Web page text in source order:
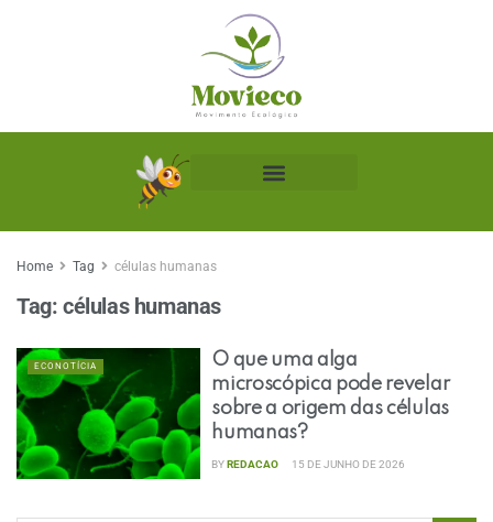
Home Tag células humanas
Tag: células humanas
ECONOTÍCIA
O que uma alga
microscópica pode revelar
sobre a origem das células
humanas?
BYREDACAO 15 DE JUNHO DE 2026